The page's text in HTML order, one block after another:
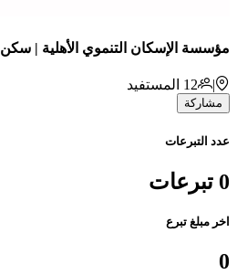
مؤسسة الإسكان التنموي الأهلية | سكن
|
12 المستفيد
مشاركة
عدد التبرعات
0 تبرعات
اخر مبلغ تبرع
0